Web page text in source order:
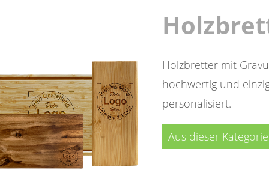
Holzbretter mit
hochwertig und
personalisiert.
Aus dieser